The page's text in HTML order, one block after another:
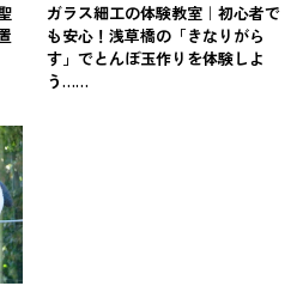
ガラス細工の体験教室｜初心者で
も安心！浅草橋の「きなりがら
す」でとんぼ玉作りを体験しよ
う……